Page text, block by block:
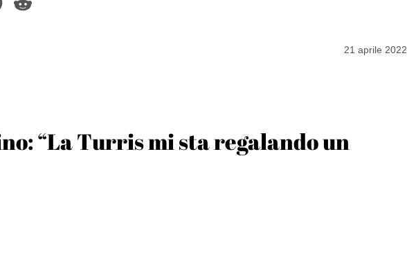
21 aprile 2022
“La Turris mi sta regalando un